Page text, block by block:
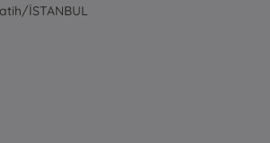
İSTANBUL